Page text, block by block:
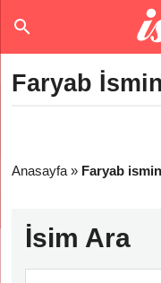
Faryab
Anasayfa » Faryab
İsim Ara